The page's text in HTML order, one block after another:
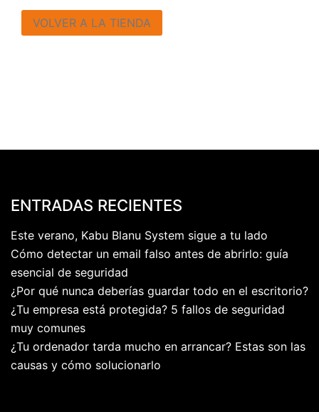
VOLVER A LA TIENDA
ENTRADAS RECIENTES
Este verano, Kabu Blanu System sigue a tu lado
Cómo detectar un email falso antes de abrirlo: guía
esencial de seguridad
¿Por qué nunca deberías guardar todo en el escritorio?
¿Tu empresa está protegida? 5 fallos de seguridad
muy comunes
¿Tu ordenador tarda mucho en arrancar? Estas son las
causas y cómo solucionarlo